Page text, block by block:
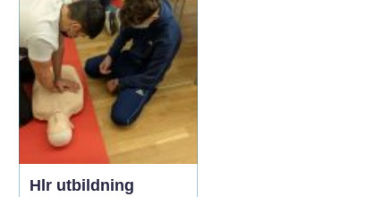
kroppens egen förmåga
att läka. I en tid där
tempot är h...
Hlr utbildning